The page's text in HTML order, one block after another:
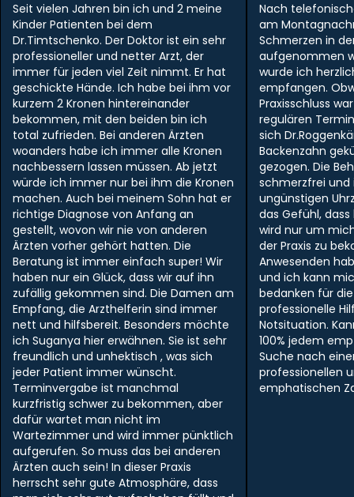
Seit vielen Jahren bin ich und 2 meine
Kinder Patienten bei dem
Dr.Timtschenko. Der Doktor ist ein sehr
professioneller und netter Arzt, der
immer für jeden viel Zeit nimmt. Er hat
geschickte Hände. Ich habe bei ihm vor
kurzem 2 Kronen hintereinander
bekommen, mit den beiden bin ich
total zufrieden. Bei anderen Ärzten
woanders habe ich immer alle Kronen
nachbessern lassen müssen. Ab jetzt
würde ich immer nur bei ihm die Kronen
machen. Auch bei meinem Sohn hat er
richtige Diagnose von Anfang an
gestellt, wovon wir nie von anderen
Ärzten vorher gehört hatten. Die
Beratung ist immer einfach super! Wir
haben nur ein Glück, dass wir auf ihn
zufällig gekommen sind. Die Damen am
Empfang, die Arzthelferin sind immer
nett und hilfsbereit. Besonders möchte
ich Suganya hier erwähnen. Sie ist sehr
freundlich und unhektisch , was sich
jeder Patient immer wünscht.
Terminvergabe ist manchmal
kurzfristig schwer zu bekommen, aber
dafür wartet man nicht im
Wartezimmer und wird immer pünktlich
aufgerufen. So muss das bei anderen
Ärzten auch sein! In dieser Praxis
herrscht sehr gute Atmosphäre, dass
Nach
am
Schmerzen in
aufgenommen
wurde ich
empfangen.
Praxisschluss
regulären
sich
Backenzahn
gezogen. Die
schmerzfrei
ungünstigen
das Gefühl,
wird nur um
der Praxis zu
Anwesenden
und ich kann
bedanken für
professionelle
Notsituation.
100% jedem
Suche nach
professionellen
emphatischen